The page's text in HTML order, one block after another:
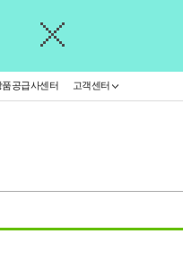
품공급사센터 고객센터